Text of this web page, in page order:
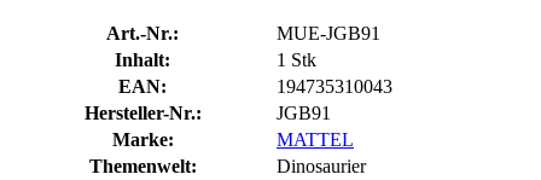
Art.-Nr.:
MUE-JGB91
Inhalt:
1 Stk
EAN:
194735310043
Hersteller-Nr.:
JGB91
Marke:
MATTEL
Themenwelt:
Dinosaurier